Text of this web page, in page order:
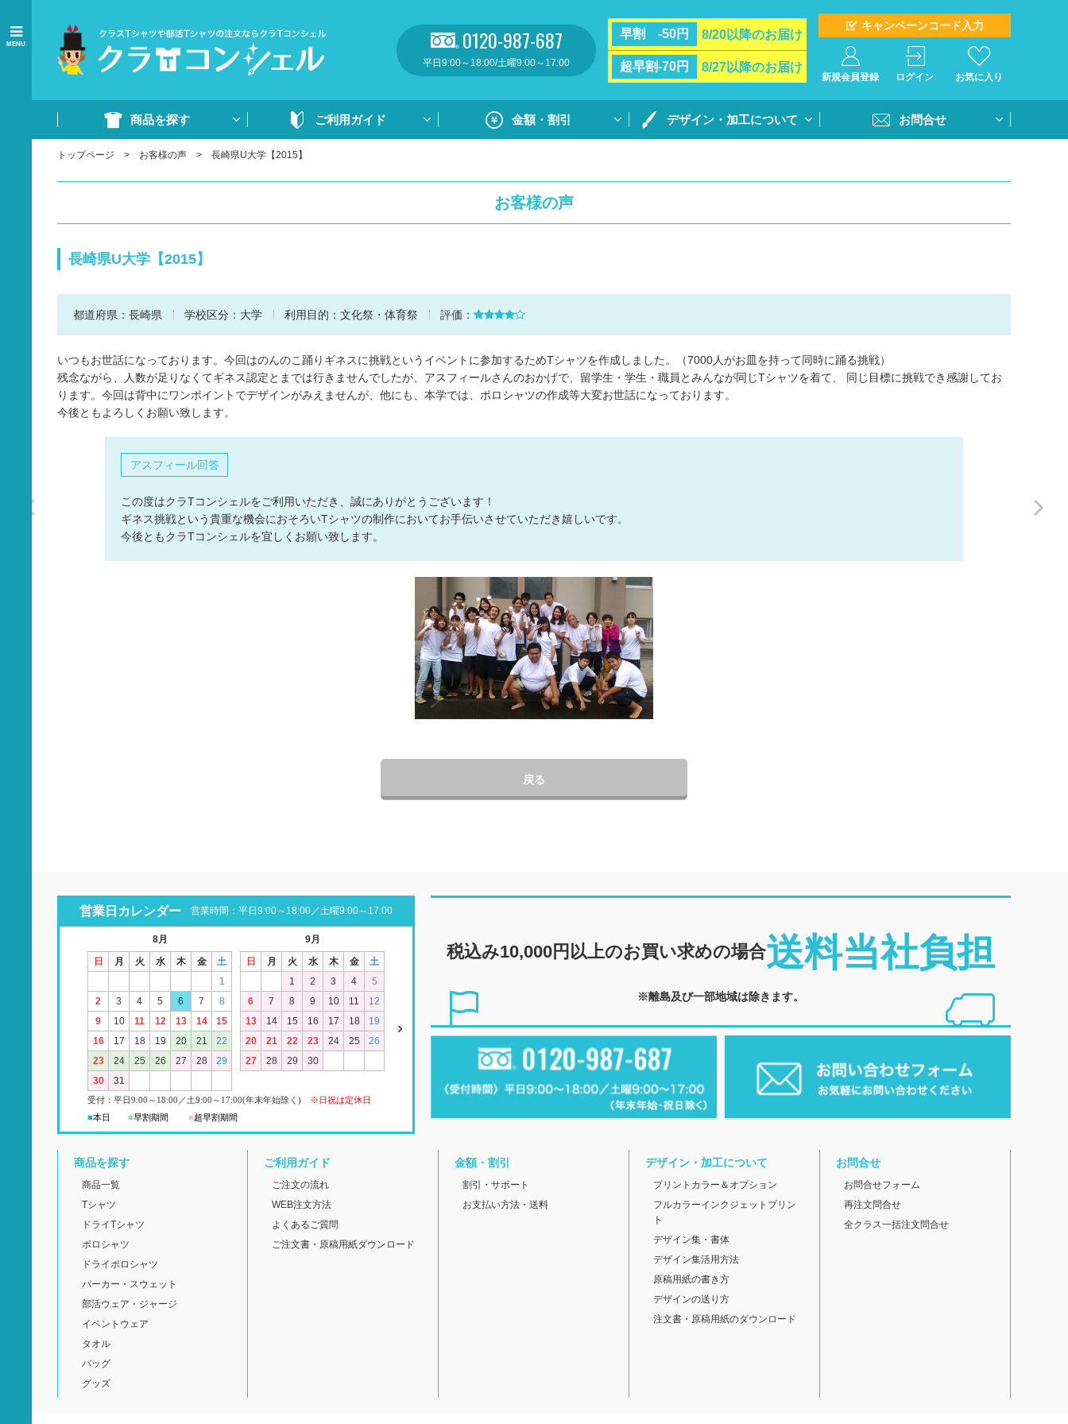
0120-987-687
平日9:00～18:00/土曜9:00～17:00
早割 -50円 8/20以降のお届け
超早割-70円 8/27以降のお届け
キャンペーンコード入力
新規会員登録 ログイン お気に入り
商品を探す
ドライポロシャツ
スウェット・パンツ
部活ウェア・ジャージ
タオル
バッグ
グッズ
ご利用ガイド 金額・割引
お支払い方法・送料
デザイン・加工について
原稿用紙の書き方
デザインの送り方
お問合せ
トップページ お客様の声 長崎県U大学【2015】
お客様の声
長崎県U大学【2015】
都道府県： 長崎県 学校区分： 大学 利用目的： 文化祭・体育祭 評価：
いつもお世話になっております。今回はのんのこ踊りギネスに挑戦というイベントに参加するためTシャツを作成しました。（7000人がお皿を持って同時に踊る挑戦）
残念ながら、人数が足りなくてギネス認定とまでは行きませんでしたが、アスフィールさんのおかげで、留学生・学生・職員とみんなが同じTシャツを着て、 同じ目標に挑戦でき感謝してお
ります。今回は背中にワンポイントでデザインがみえませんが、他にも、本学では、ポロシャツの作成等大変お世話になっております。
今後ともよろしくお願い致します。
アスフィール回答
この度はクラTコンシェルをご利用いただき、誠にありがとうございます！
ギネス挑戦という貴重な機会におそろいTシャツの制作においてお手伝いさせていただき嬉しいです。
今後ともクラTコンシェルを宜しくお願い致します。
戻る
営業日カレンダー 営業時間：平日9:00～18:00／土曜9:00～17:00
8月
日
月 火 水 木 金
土
1
2
3 4 5 6 7
8
9
10 11 12 13 14
15
16
17 18 19 20 21
22
23
24 25 26 27 28
29
30
31
9月
日
月 火 水 木 金
土
1
2 3 4
5
6
7 8 9 10 11
12
13
14 15 16 17 18
19
20
21 22 23 24 25
26
27
28 29 30
受付：平日9:00 ～18:00 ／ 土9:00 ～ 17:00(年末年始除く) ※日祝は定休日
■本日 ■早割期間 ■超早割期間
税込み10,000円以上のお買い求めの場合送料当社負担
※離島及び一部地域は除きます。
商品を探す
商品一覧
Tシャツ
ドライTシャツ
ポロシャツ
ドライポロシャツ
パーカー・スウェット
部活ウェア・ジャージ
イベントウェア
タオル
バッグ
グッズ
ご利用ガイド
ご注文の流れ
WEB注文方法
よくあるご質問
ご注文書・原稿用紙ダウンロード
金額・割引
割引・サポート
お支払い方法・送料
デザイン・加工について
プリントカラー＆オプション
フルカラーインクジェットプリン
ト
デザイン集・書体
デザイン集活用方法
原稿用紙の書き方
デザインの送り方
注文書・原稿用紙のダウンロード
お問合せ
お問合せフォーム
再注文問合せ
全クラス一括注文問合せ
MENU